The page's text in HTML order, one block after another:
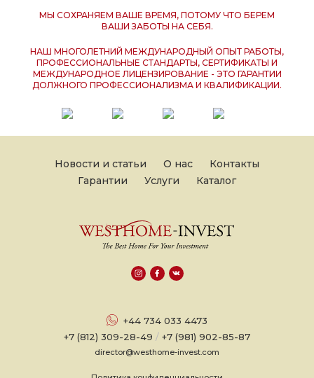
МЫ СОХРАНЯЕМ ВАШЕ ВРЕМЯ, ПОТОМУ ЧТО БЕРЕМ
ВАШИ ЗАБОТЫ НА СЕБЯ.
НАШ МНОГОЛЕТНИЙ МЕЖДУНАРОДНЫЙ ОПЫТ РАБОТЫ,
ПРОФЕССИОНАЛЬНЫЕ СТАНДАРТЫ, СЕРТИФИКАТЫ И
МЕЖДУНАРОДНОЕ ЛИЦЕНЗИРОВАНИЕ - ЭТО ГАРАНТИИ
ДОЛЖНОГО ПРОФЕССИОНАЛИЗМА И КВАЛИФИКАЦИИ.
Новости и статьи О нас
Контакты
Гарантии
Услуги Каталог
+44 734 033 4473
+7 (812) 309-28-49 / +7 (981) 902-85-87
director@westhome-invest.com